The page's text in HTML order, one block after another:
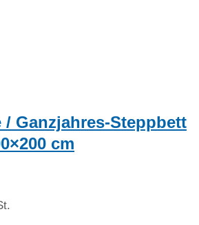
/ Ganzjahres-Steppbett
cm